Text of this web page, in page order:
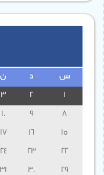
س ن
3
15
16
17
22
23
24
29
30
31